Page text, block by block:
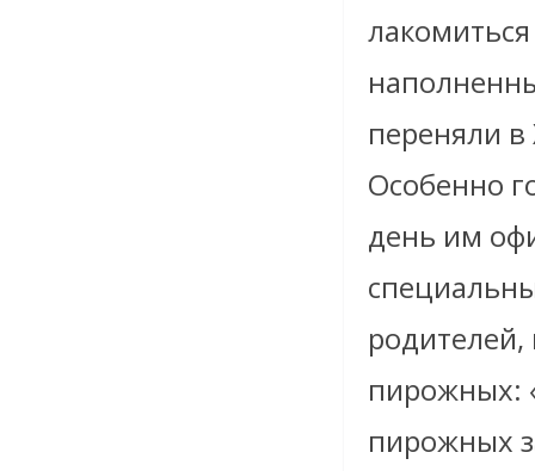
переняли в
Особенно
день им
пирожных:
пирожных